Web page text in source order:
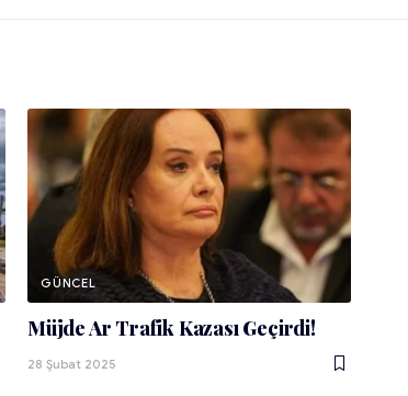
GÜNCEL
Müjde Ar Trafik Kazası Geçirdi!
28 Şubat 2025